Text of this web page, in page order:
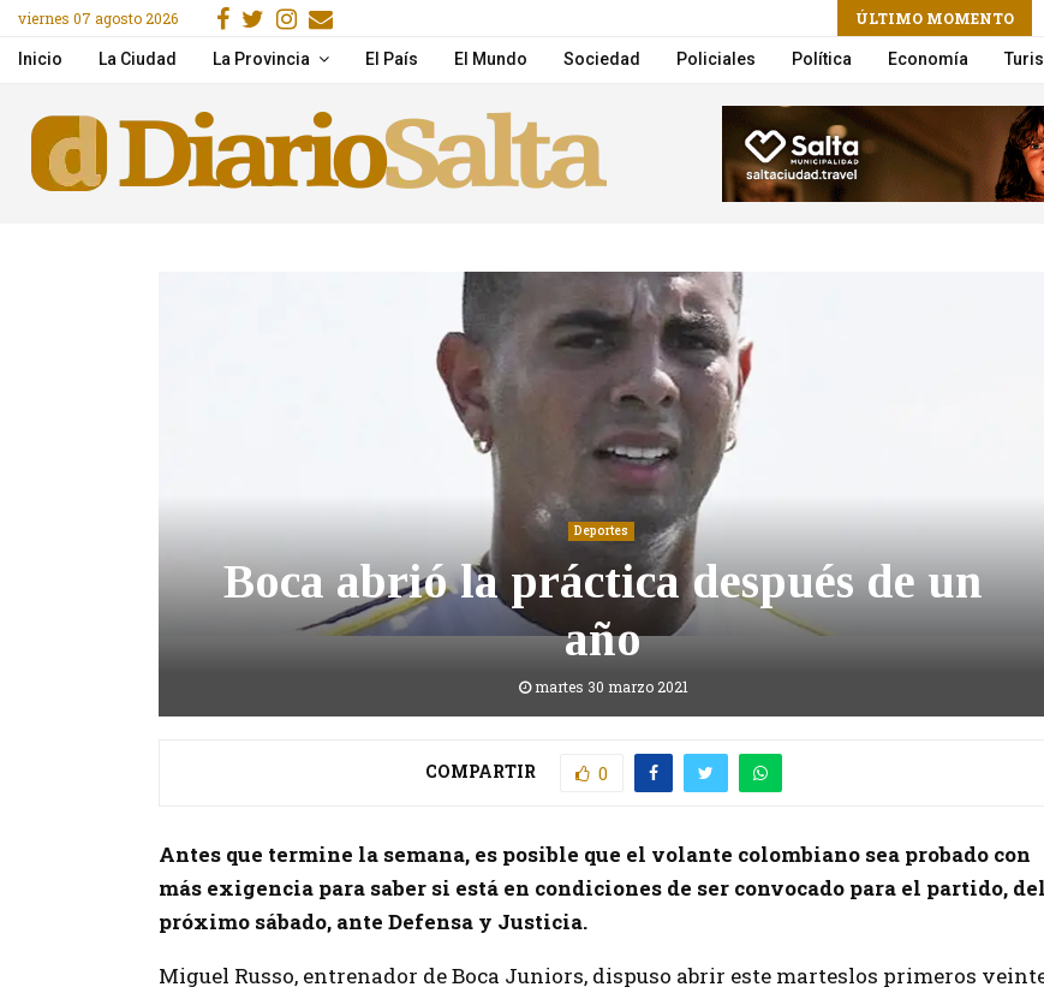
viernes 07 agosto 2026 ÚLTIMO MOMENTO
Facebook
Gorjeo
Instagram
Email
Inicio La Ciudad La Provincia El País El Mundo Sociedad Policiales Política Economía
Deportes
Boca abrió la práctica después de un
año
martes 30 marzo 2021
COMPARTIR 0
Antes que termine la semana, es posible que el volante colombiano sea probado con
más exigencia para saber si está en condiciones de ser convocado para el partido, del
próximo sábado, ante Defensa y Justicia.
Miguel Russo, entrenador de Boca Juniors, dispuso abrir este marteslos primeros